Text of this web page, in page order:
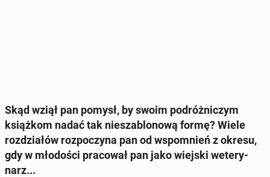
Skąd wziął pan pomysł, by swoim po­dróż­ni­czym
książ­kom nadać tak nie­sza­blo­no­wą formę? Wiele
roz­dzia­łów roz­po­czy­na pan od wspo­mnień z okresu,
gdy w mło­do­ści pra­co­wał pan jako wiejski we­te­ry­
narz...